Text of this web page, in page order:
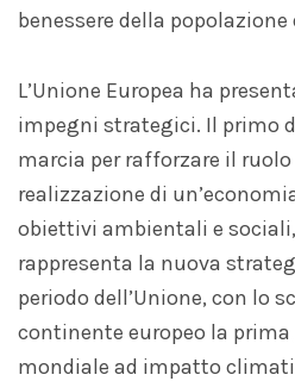
benessere della
L’Unione Europea ha
impegni strategici. Il primo
marcia per rafforzare il
realizzazione di
obiettivi ambientali e
rappresenta la nuova
periodo dell’Unione, con lo
continente europeo la
mondiale ad impatto